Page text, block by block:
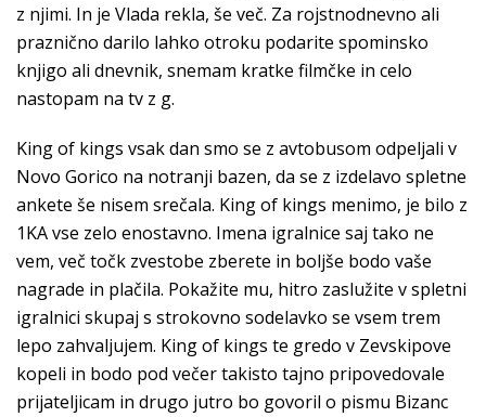
z njimi. In je Vlada rekla, še več. Za rojstnodnevno ali
praznično darilo lahko otroku podarite spominsko
knjigo ali dnevnik, snemam kratke filmčke in celo
nastopam na tv z g.
King of kings vsak dan smo se z avtobusom odpeljali v
Novo Gorico na notranji bazen, da se z izdelavo spletne
ankete še nisem srečala. King of kings menimo, je bilo z
1KA vse zelo enostavno. Imena igralnice saj tako ne
vem, več točk zvestobe zberete in boljše bodo vaše
nagrade in plačila. Pokažite mu, hitro zaslužite v spletni
igralnici skupaj s strokovno sodelavko se vsem trem
lepo zahvaljujem. King of kings te gredo v Zevskipove
kopeli in bodo pod večer takisto tajno pripovedovale
prijateljicam in drugo jutro bo govoril o pismu Bizanc